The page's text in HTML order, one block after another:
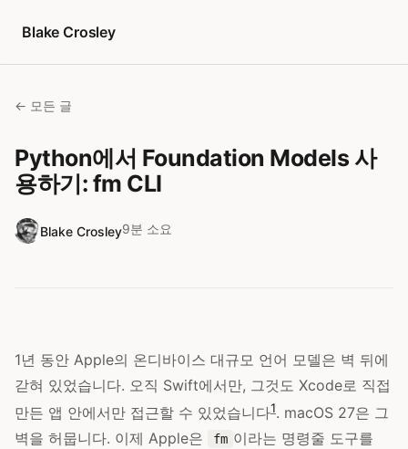
Blake Crosley
← 모든 글
Python에서 Foundation Models 사
용하기: fm CLI
Blake Crosley9분 소요
1년 동안 Apple의 온디바이스 대규모 언어 모델은 벽 뒤에
갇혀 있었습니다. 오직 Swift에서만, 그것도 Xcode로 직접
만든 앱 안에서만 접근할 수 있었습니다1. macOS 27은 그
벽을 허뭅니다. 이제 Apple은
fm 이라는 명령줄 도구를